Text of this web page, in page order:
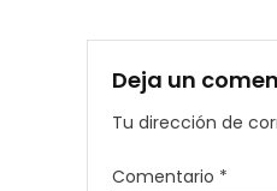
Deja un
Tu dirección de
Comentario *